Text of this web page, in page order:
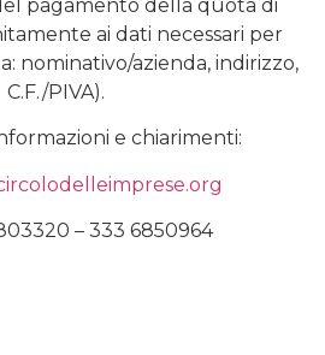
pagamento della quota di
ai dati necessari per
nominativo/azienda, indirizzo,
C.F./PIVA).
e chiarimenti:
– 333 6850964